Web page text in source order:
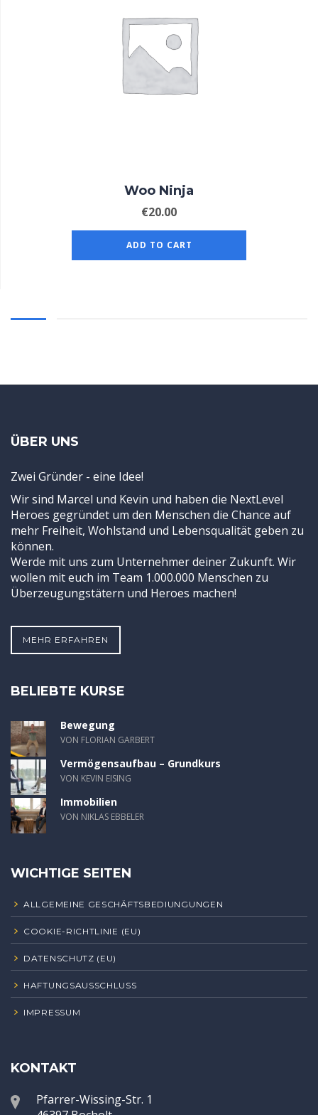
Woo Ninja
€20.00
ADD TO CART
ÜBER UNS
Zwei Gründer - eine Idee!
Wir sind Marcel und Kevin und haben die NextLevel
Heroes gegründet um den Menschen die Chance auf
mehr Freiheit, Wohlstand und Lebensqualität geben zu
können.
Werde mit uns zum Unternehmer deiner Zukunft. Wir
wollen mit euch im Team 1.000.000 Menschen zu
Überzeugungstätern und Heroes machen!
MEHR ERFAHREN
BELIEBTE KURSE
Bewegung
VON FLORIAN GARBERT
Vermögensaufbau – Grundkurs
VON KEVIN EISING
Immobilien
VON NIKLAS EBBELER
WICHTIGE SEITEN
ALLGEMEINE GESCHÄFTSBEDIUNGUNGEN
COOKIE-RICHTLINIE (EU)
DATENSCHUTZ (EU)
HAFTUNGSAUSSCHLUSS
IMPRESSUM
KONTAKT
Pfarrer-Wissing-Str. 1